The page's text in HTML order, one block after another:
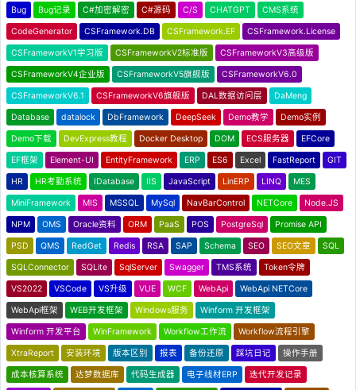
Bug Bug记录 C#加密解密 C#源码 C/S CHATGPT CMS系统
CodeGenerator CSFramework.DB CSFramework.EF CSFramework.License
CSFrameworkV1学习版 CSFrameworkV2标准版 CSFrameworkV3高级版
CSFrameworkV4企业版 CSFrameworkV5旗舰版 CSFrameworkV6.0
CSFrameworkV6.1 CSFrameworkV6旗舰版 DAL数据访问层 DaMeng
Database datalock DbFramework DeepSeek Demo教学 Demo实例
Demo下载 DevExpress教程 Docker Desktop DOM ECS服务器 EFCore
EF框架 Element-UI EntityFramework ERP ES6 Excel FastReport GIT
HR HR考勤系统 IDatabase IIS JavaScript LinERP LINQ MES
MiniFramework MIS MSSQL MySql NavBarControl NETCore Node.JS
NPM OMS Oracle资料 ORM PaaS POS PostgreSql Promise API
PSD QMS RedGet Redis RSA SAP Schema SEO SEO文章 SQL
SQLConnector SQLite SqlServer Swagger TMS系统 Token令牌
VS2022 VSCode VS升级 VUE WCF WebApi WebApi NETCore
WebApi框架 WEB开发框架 Windows服务 Winform 开发框架
Winform 开发平台 WinFramework Workflow工作流 Workflow流程引擎
XtraReport 安装环境 版本区别 报表 备份还原 踩坑日记 操作手册
成本核算系统 达梦数据库 代码生成器 电子线材ERP 迭代开发记录